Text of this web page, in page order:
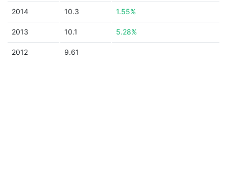
2014 10.3 1.55%
2013 10.1 5.28%
2012 9.61